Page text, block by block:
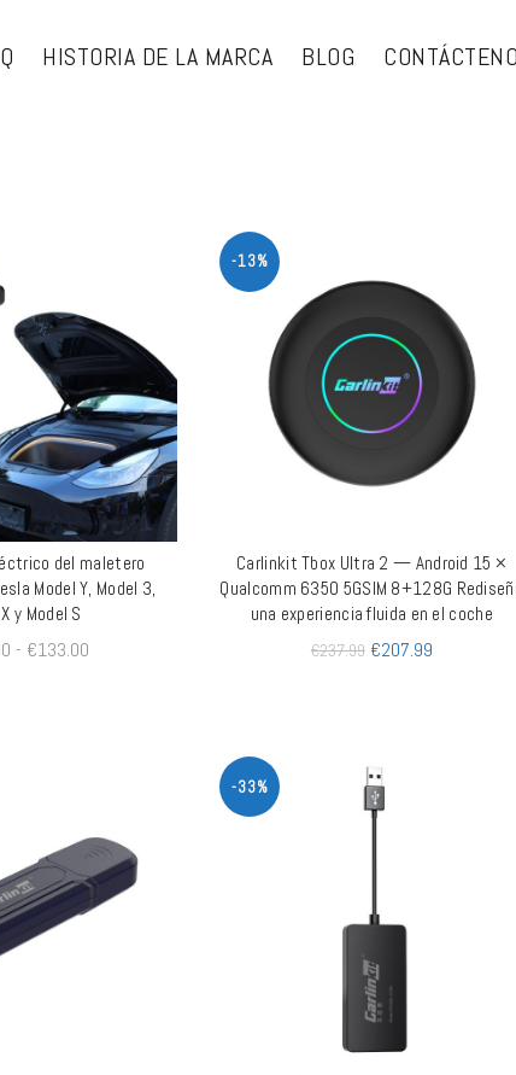
HISTORIA DE LA MARCA BLOG
SHOPdel maletero
Model Y, Model 3,
y Model S
- €133.00
-13%
AÑADIR AL CARRITO
Carlinkit Tbox Ultra 2 — Android 15 ×
Qualcomm 6350 5GSIM 8+128G
una experiencia fluida en el coche
€237.99 €207.99
-33%